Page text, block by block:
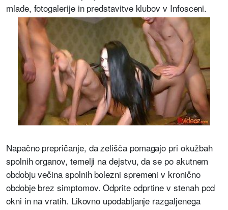
mlade, fotogalerije in predstavitve klubov v Infosceni.
Napačno prepričanje, da zelišča pomagajo pri okužbah
spolnih organov, temelji na dejstvu, da se po akutnem
obdobju večina spolnih bolezni spremeni v kronično
obdobje brez simptomov. Odprite odprtine v stenah pod
okni in na vratih. Likovno upodabljanje razgaljenega